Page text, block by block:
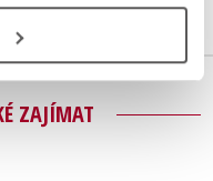
ZAJÍMAT